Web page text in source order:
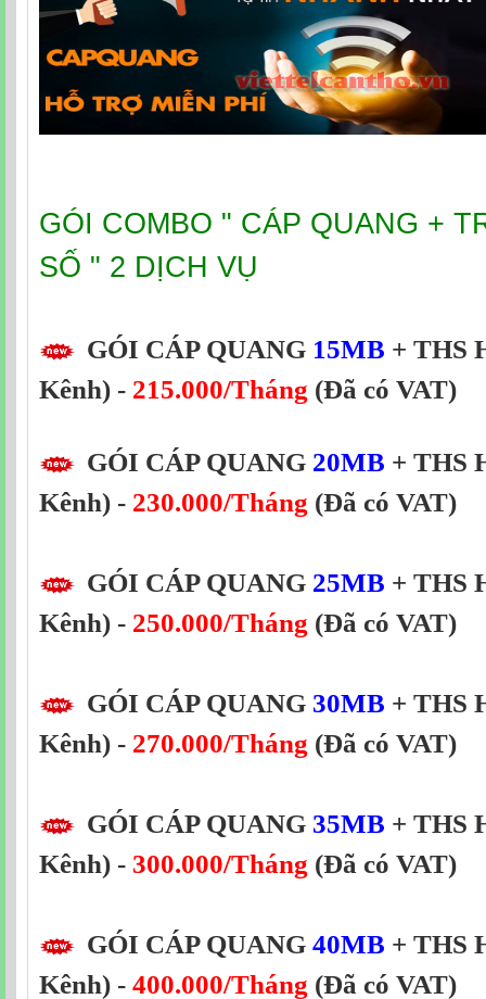
GÓI COMBO " CÁP QUANG +
SỐ " 2 DỊCH VỤ
GÓI CÁP QUANG 15MB + THS
Kênh) - 215.000/Tháng (Đã có VAT)
GÓI CÁP QUANG 20MB + THS
Kênh) - 230.000/Tháng (Đã có VAT)
GÓI CÁP QUANG 25MB + THS
Kênh) - 250.000/Tháng (Đã có VAT)
GÓI CÁP QUANG 30MB + THS
Kênh) - 270.000/Tháng (Đã có VAT)
GÓI CÁP QUANG 35MB + THS
Kênh) - 300.000/Tháng (Đã có VAT)
GÓI CÁP QUANG 40MB + THS
Kênh) - 400.000/Tháng (Đã có VAT)